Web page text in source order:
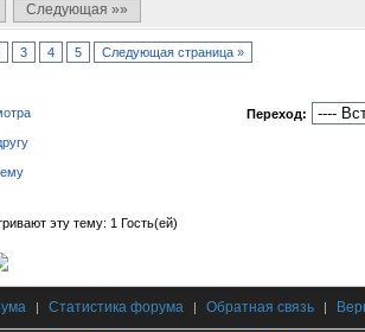
Следующая »»
3 4 5 Следующая страница »
Переход:
эту тему: 1 Гость(ей)
| Статистика форума | Обратная связь |